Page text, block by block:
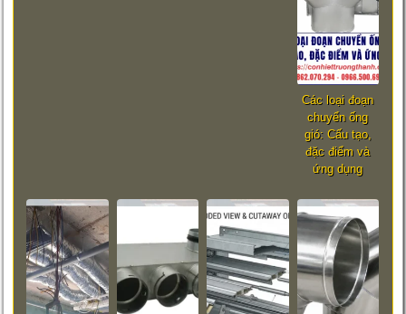
Các loại đoạn
chuyển ống
gió: Cấu tạo,
đặc điểm và
ứng dụng